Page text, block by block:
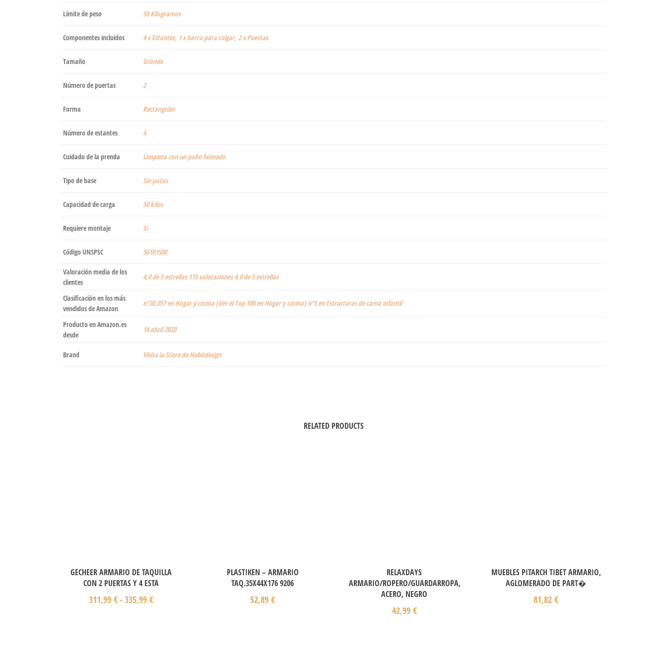
Límite de peso ‎50 Kilogramos
Componentes incluidos ‎4 x Estantes, 1 x barra para colgar, 2 x Puertas
Tamaño ‎Grande
Número de puertas ‎2
Forma ‎Rectangular
Número de estantes ‎4
Cuidado de la prenda ‎Limpieza con un paño húmedo
Tipo de base ‎Sin patas
Capacidad de carga ‎50 kilos
Requiere montaje ‎Sí
Código UNSPSC 56101500
Valoración media de los
clientes
4,0 de 5 estrellas 115 valoraciones 4,0 de 5 estrellas
Clasificación en los más
vendidos de Amazon
nº30,057 en Hogar y cocina (Ver el Top 100 en Hogar y cocina) nº5 en Estructuras de cama infantil
Producto en Amazon.es
desde
14 abril 2020
Brand Visita la Store de Habitdesign
RELATED PRODUCTS
GECHEER ARMARIO DE TAQUILLA
CON 2 PUERTAS Y 4 ESTA
311,99 €- 335,99 €
PLASTIKEN – ARMARIO
TAQ.35X44X176 9206
52,89€
RELAXDAYS
ARMARIO/ROPERO/GUARDARROPA,
ACERO, NEGRO
42,99 €
MUEBLES PITARCH TIBET ARMARIO,
AGLOMERADO DE PART�
81,82€